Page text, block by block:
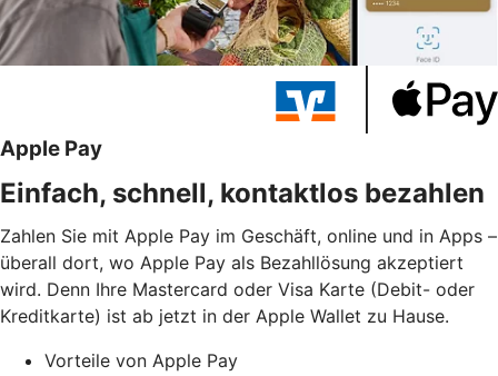
Apple Pay
Einfach, schnell, kontaktlos bezahlen
Zahlen Sie mit Apple Pay im Geschäft, online und in Apps –
überall dort, wo Apple Pay als Bezahllösung akzeptiert
wird. Denn Ihre Mastercard oder Visa Karte (Debit- oder
Kreditkarte) ist ab jetzt in der Apple Wallet zu Hause.
Vorteile von Apple Pay